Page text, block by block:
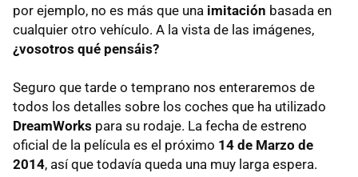
por ejemplo, no es más que una imitación basada en
cualquier otro vehículo. A la vista de las imágenes,
¿vosotros qué pensáis?
Seguro que tarde o temprano nos enteraremos de
todos los detalles sobre los coches que ha utilizado
DreamWorks para su rodaje. La fecha de estreno
oficial de la película es el próximo 14 de Marzo de
2014, así que todavía queda una muy larga espera.